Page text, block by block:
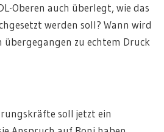
Oberen auch überlegt, wie das
werden soll? Wann wird
zu echtem Druck
soll jetzt ein